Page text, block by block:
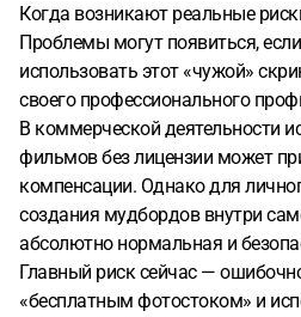
Когда возникают реальные
Проблемы могут появиться,
использовать этот «чужой»
своего профессионального
В коммерческой деятельности
фильмов без лицензии может
компенсации. Однако для
создания мудбордов внутри
абсолютно нормальная и
Главный риск сейчас —
«бесплатным фотостоком» и